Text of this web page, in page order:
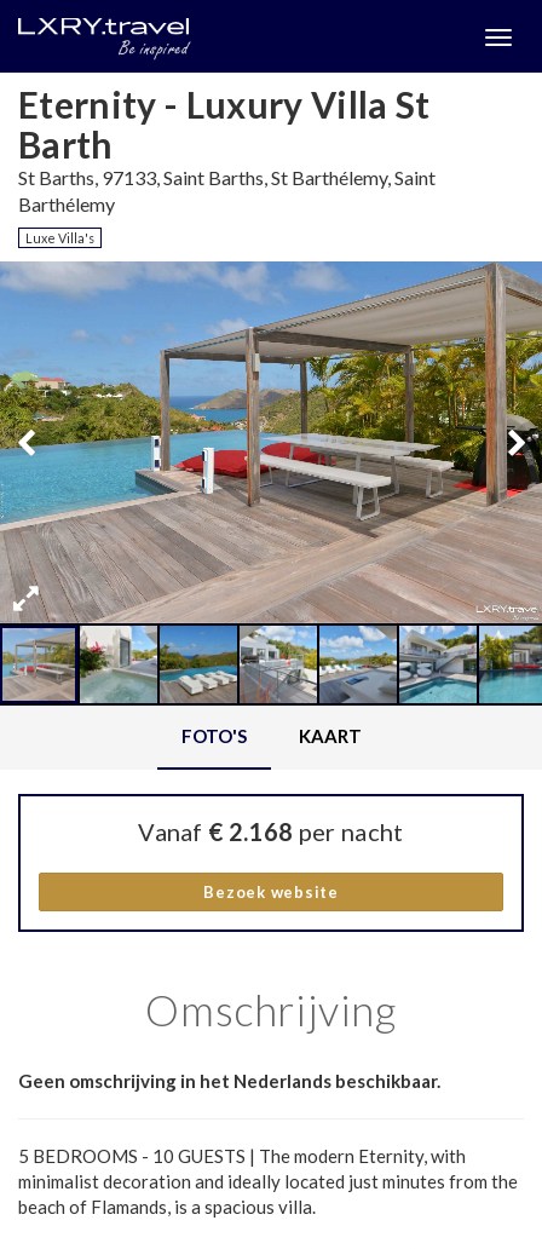
Eternity - Luxury Villa St
Barth
St Barths, 97133, Saint Barths, St Barthélemy, Saint
Barthélemy
Luxe Villa's
FOTO'S KAART
Vanaf € 2.168 per nacht
Bezoek website
Omschrijving
Geen omschrijving in het Nederlands beschikbaar.
5 BEDROOMS - 10 GUESTS | The modern Eternity, with
minimalist decoration and ideally located just minutes from the
beach of Flamands, is a spacious villa.